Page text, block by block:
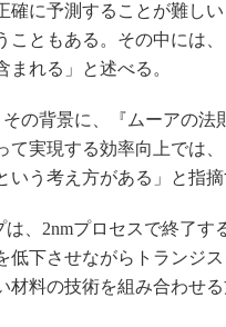
確に予測することが難し
こともある。その中には
れる」と述べる。
の背景に、『ムーアの法
て実現する効率向上では
う考え方がある」と指摘
、2nmプロセスで終了す
低下させながらトランジ
料の技術を組み合わせる